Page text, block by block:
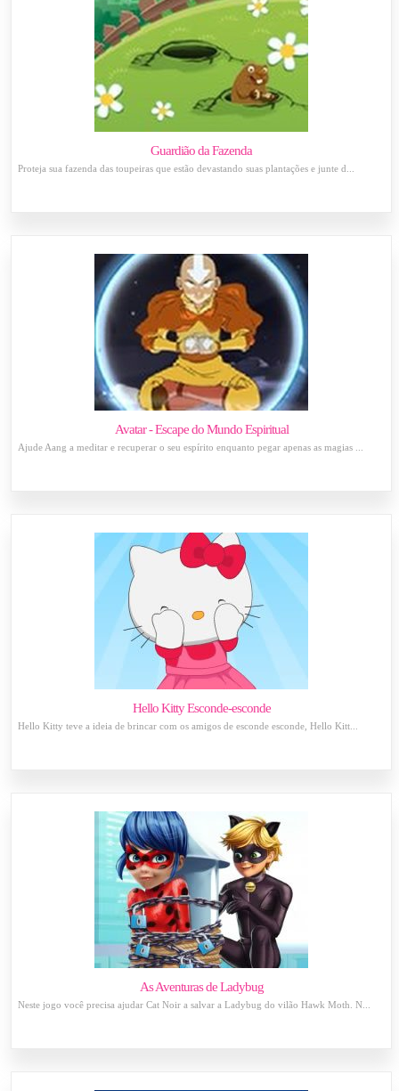
Guardião da Fazenda
Proteja sua fazenda das toupeiras que estão devastando suas plantações e junte d...
Avatar - Escape do Mundo Espiritual
Ajude Aang a meditar e recuperar o seu espírito enquanto pegar apenas as magias ...
Hello Kitty Esconde-esconde
Hello Kitty teve a ideia de brincar com os amigos de esconde esconde, Hello Kitt...
As Aventuras de Ladybug
Neste jogo você precisa ajudar Cat Noir a salvar a Ladybug do vilão Hawk Moth. N...